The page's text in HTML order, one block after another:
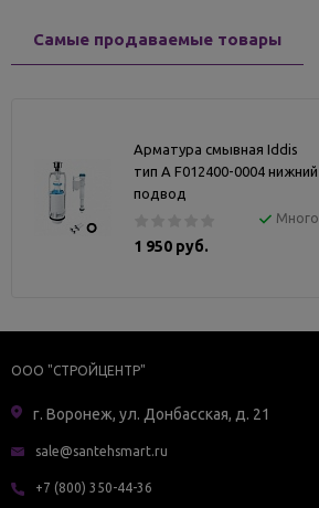
Самые продаваемые товары
Арматура смывная Iddis
тип А F012400-0004 нижний
подвод
Много
1 950 руб.
ООО "СТРОЙЦЕНТР"
г. Воронеж, ул. Донбасская, д. 21
sale@santehsmart.ru
+7 (800) 350-44-36